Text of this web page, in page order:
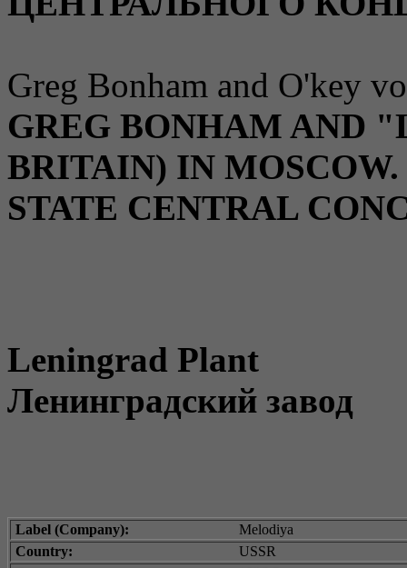
Greg Bonham and O'key
GREG BONHAM AND
BRITAIN) IN
STATE CENTRAL
Leningrad Plant
Ленинградский завод
Label (Company):
Melodiya
Country:
USSR